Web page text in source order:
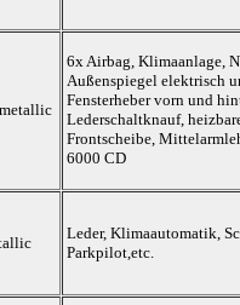
6x Airbag, Klimaanlage,
Außenspiegel elektrisch
Fensterheber vorn und
Lederschaltknauf,
Frontscheibe,
6000 CD
Leder, Klimaautomatik,
Parkpilot,etc.